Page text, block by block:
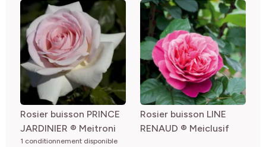
Rosier buisson PRINCE
JARDINIER ® Meitroni
1 conditionnement disponible
Rosier buisson LINE
RENAUD ® Meiclusif